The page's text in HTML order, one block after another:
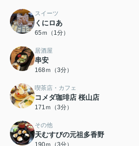
スイーツ
くにロあ
65ｍ（1分）
居酒屋
串安
168ｍ（3分）
喫茶店・カフェ
コメダ珈琲店 桜山店
171ｍ（3分）
その他
天むすびの元祖多香野
190ｍ（3分）